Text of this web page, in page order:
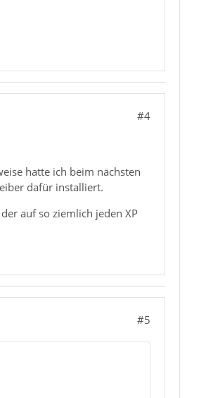
#4
hatte ich beim nächsten
dafür installiert.
auf so ziemlich jeden XP
#5